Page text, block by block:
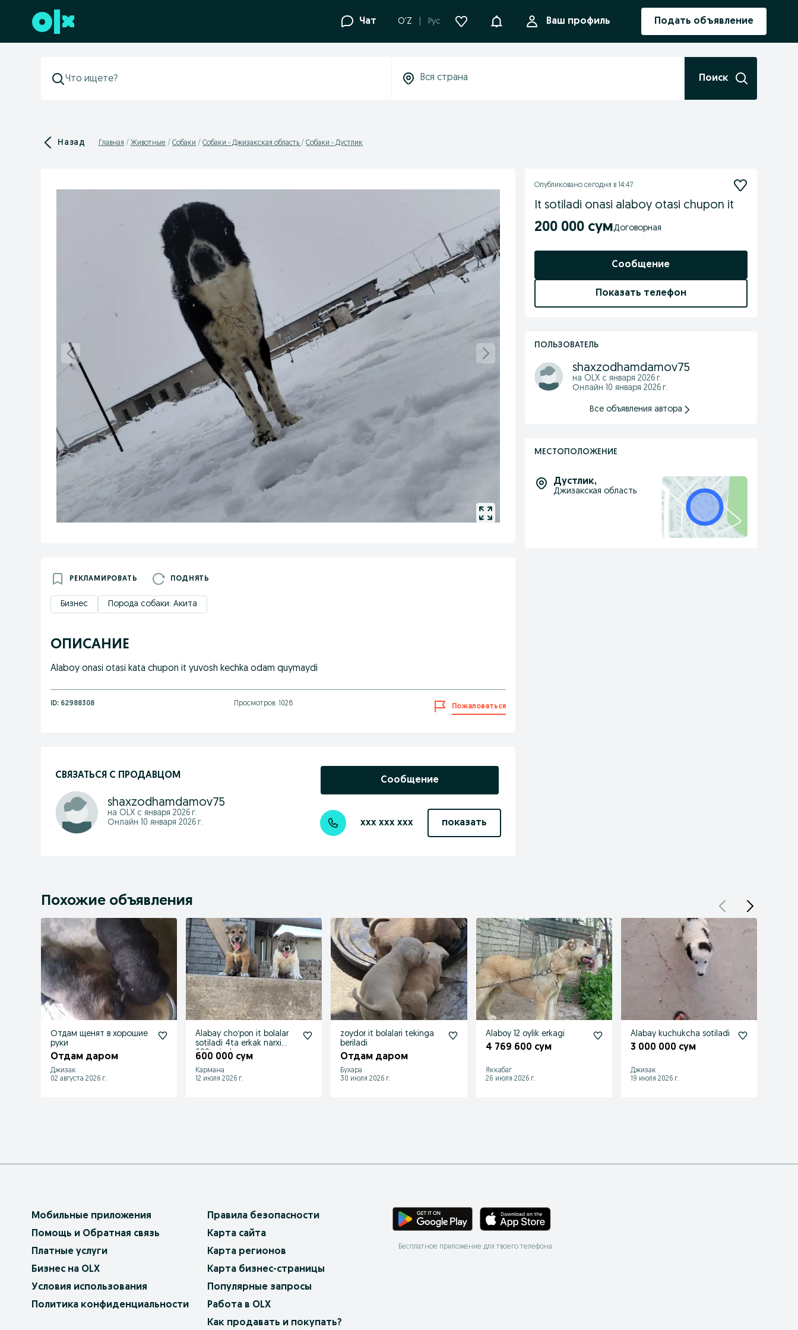
Перейти к нижнему колонтитулу Чат O'Z Рус УведомленияВаш профиль Подать объявление
Поиск
Назад Главная Животные Собаки Собаки - Джизакская область Собаки - Дустлик
РЕКЛАМИРОВАТЬ ПОДНЯТЬ
Бизнес Порода собаки: Акита
ОПИСАНИЕ
Alaboy onasi otasi kata chupon it yuvosh kechka odam quymaydi
ID: 62988308 Просмотров: 1028 Пожаловаться
СВЯЗАТЬСЯ С ПРОДАВЦОМ
shaxzodhamdamov75
на OLX с января 2026 г.
Онлайн 10 января 2026 г.
Сообщение
xxx xxx xxx показать
Опубликовано сегодня в 14:47
It sotiladi onasi alaboy otasi chupon it
200 000 сум Договорная
Сообщение
Показать телефон
ПОЛЬЗОВАТЕЛЬ
shaxzodhamdamov75
на OLX с января 2026 г.
Онлайн 10 января 2026 г.
Все объявления автора
МЕСТОПОЛОЖЕНИЕ
Дустлик,
Джизакская область
Похожие объявления
Отдам щенят в хорошие
руки
Отдам даром
Джизак
02 августа 2026 г.
Alabay choʻpon it bolalar
sotiladi 4ta erkak narxi
600 mindan
600 000 сум
Кармана
12 июля 2026 г.
zoydor it bolalari tekinga
beriladi
Отдам даром
Бухара
30 июля 2026 г.
Alaboy 12 oylik erkagi
4 769 600 сум
Яккабаг
26 июля 2026 г.
Alabay kuchukcha sotiladi
3 000 000 сум
Джизак
19 июля 2026 г.
Мобильные приложения
Помощь и Обратная связь
Платные услуги
Бизнес на OLX
Условия использования
Политика конфиденциальности
Правила безопасности
Карта сайта
Карта регионов
Карта бизнес-страницы
Популярные запросы
Работа в OLX
Как продавать и покупать?
Бесплатное приложение для твоего телефона